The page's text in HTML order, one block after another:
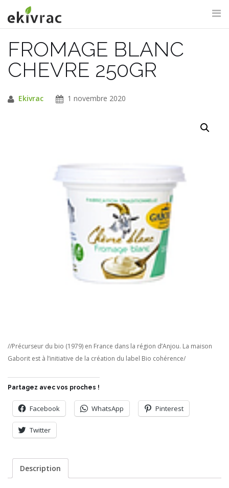
au
contenu
RECHERCHE DU SITE
FROMAGE BLANC
CHEVRE 250GR
Ekivrac 1 novembre 2020
//Précurseur du bio (1979) en France dans la région d’Anjou. La maison
Gaborit est à l’initiative de la création du label Bio cohérence/
Partagez avec vos proches !
Facebook WhatsApp Pinterest
Twitter
Description